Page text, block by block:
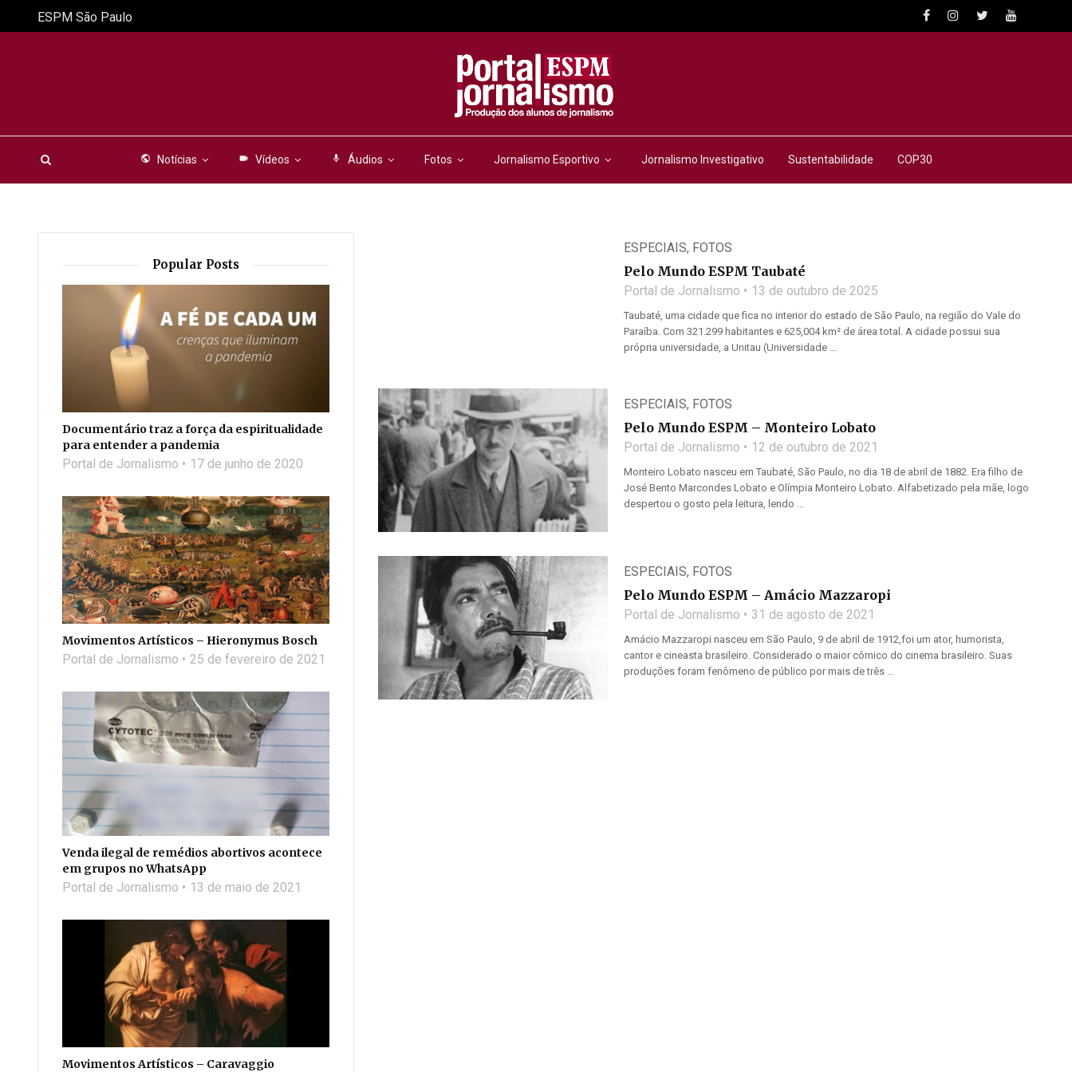
public Notícias videocam Vídeos mic Áudios Fotos Jornalismo Esportivo Jornalismo Investigativo Sustentabilidade COP30
ESPM São Paulo
ESPECIAIS, FOTOS
Pelo Mundo ESPM Taubaté
Portal de Jornalismo 13 de outubro de 2025
Taubaté, uma cidade que fica no interior do estado de São Paulo, na região do Vale do
Paraíba. Com 321.299 habitantes e 625,004 km² de área total. A cidade possui sua
própria universidade, a Unitau (Universidade ...
ESPECIAIS, FOTOS
Pelo Mundo ESPM – Monteiro Lobato
Portal de Jornalismo 12 de outubro de 2021
Monteiro Lobato nasceu em Taubaté, São Paulo, no dia 18 de abril de 1882. Era filho de
José Bento Marcondes Lobato e Olímpia Monteiro Lobato. Alfabetizado pela mãe, logo
despertou o gosto pela leitura, lendo ...
ESPECIAIS, FOTOS
Pelo Mundo ESPM – Amácio Mazzaropi
Portal de Jornalismo 31 de agosto de 2021
Amácio Mazzaropi nasceu em São Paulo, 9 de abril de 1912,foi um ator, humorista,
cantor e cineasta brasileiro. Considerado o maior cômico do cinema brasileiro. Suas
produções foram fenômeno de público por mais de três ...
Popular Posts
Documentário traz a força da espiritualidade
para entender a pandemia
Portal de Jornalismo 17 de junho de 2020
Movimentos Artísticos – Hieronymus Bosch
Portal de Jornalismo 25 de fevereiro de 2021
Venda ilegal de remédios abortivos acontece
em grupos no WhatsApp
Portal de Jornalismo 13 de maio de 2021
Movimentos Artísticos – Caravaggio